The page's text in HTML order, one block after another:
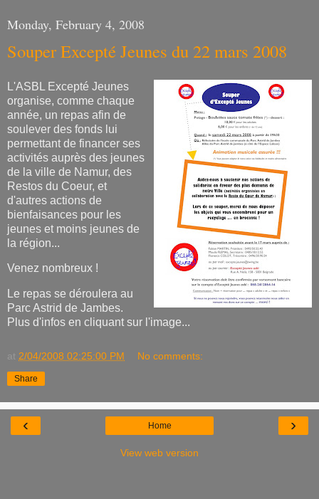
Monday, February 4, 2008
Souper Excepté Jeunes du 22 mars 2008
L'ASBL Excepté Jeunes
organise, comme chaque
année, un repas afin de
soulever des fonds lui
permettant de financer ses
activités auprès des jeunes
de la ville de Namur, des
Restos du Coeur, et
d'autres actions de
bienfaisances pour les
jeunes et moins jeunes de
la région...
Venez nombreux !
Le repas se déroulera au
Parc Astrid de Jambes.
Plus d'infos en cliquant sur l'image...
at 2/04/2008 02:25:00 PM No comments:
Share
‹ ›
Home
View web version